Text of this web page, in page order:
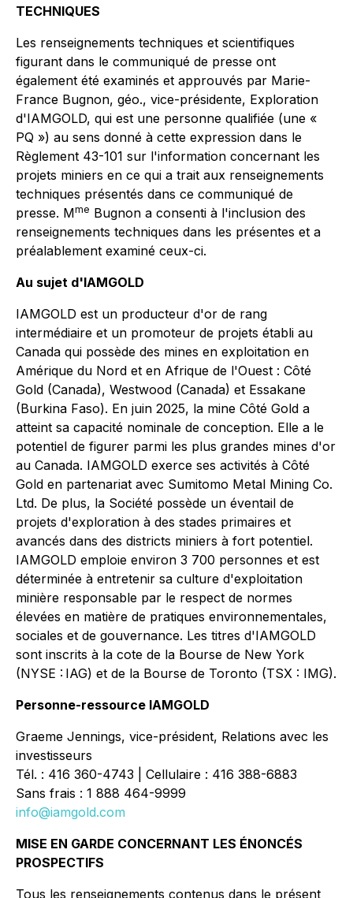
TECHNIQUES
Les renseignements techniques et scientifiques
figurant dans le communiqué de presse ont
également été examinés et approuvés par Marie-
France Bugnon, géo., vice-présidente, Exploration
d'IAMGOLD, qui est une personne qualifiée (une «
PQ ») au sens donné à cette expression dans le
Règlement 43-101 sur l'information concernant les
projets miniers en ce qui a trait aux renseignements
techniques présentés dans ce communiqué de
presse. Mme Bugnon a consenti à l'inclusion des
renseignements techniques dans les présentes et a
préalablement examiné ceux-ci.
Au sujet d'IAMGOLD
IAMGOLD est un producteur d'or de rang
intermédiaire et un promoteur de projets établi au
Canada qui possède des mines en exploitation en
Amérique du Nord et en Afrique de l'Ouest : Côté
Gold (Canada), Westwood (Canada) et Essakane
(Burkina Faso). En juin 2025, la mine Côté Gold a
atteint sa capacité nominale de conception. Elle a le
potentiel de figurer parmi les plus grandes mines d'or
au Canada. IAMGOLD exerce ses activités à Côté
Gold en partenariat avec Sumitomo Metal Mining Co.
Ltd. De plus, la Société possède un éventail de
projets d'exploration à des stades primaires et
avancés dans des districts miniers à fort potentiel.
IAMGOLD emploie environ 3 700 personnes et est
déterminée à entretenir sa culture d'exploitation
minière responsable par le respect de normes
élevées en matière de pratiques environnementales,
sociales et de gouvernance. Les titres d'IAMGOLD
sont inscrits à la cote de la Bourse de New York
(NYSE : IAG) et de la Bourse de Toronto (TSX : IMG).
Personne-ressource IAMGOLD
Graeme Jennings, vice-président, Relations avec les
investisseurs
Tél. : 416 360-4743 | Cellulaire : 416 388-6883
Sans frais : 1 888 464-9999
info@iamgold.com
MISE EN GARDE CONCERNANT LES ÉNONCÉS
PROSPECTIFS
Tous les renseignements contenus dans le présent